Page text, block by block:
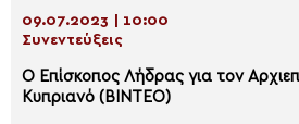
09.07.2023 | 10:00
Συνεντεύξεις
Ο Επίσκοπος Λήδρας για τον
Κυπριανό (ΒΙΝΤΕΟ)